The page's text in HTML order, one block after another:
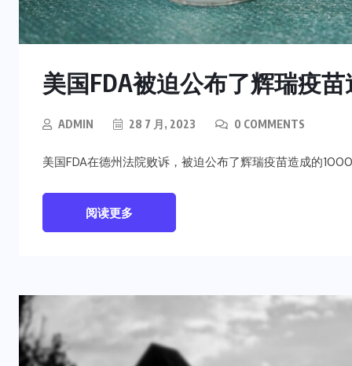
美国FDA被迫公布了辉瑞疫
ADMIN 28 7 月, 2023 0 COMMENTS
美国FDA在德州法院败诉，被迫公布了辉瑞疫苗造成的
阅读更多